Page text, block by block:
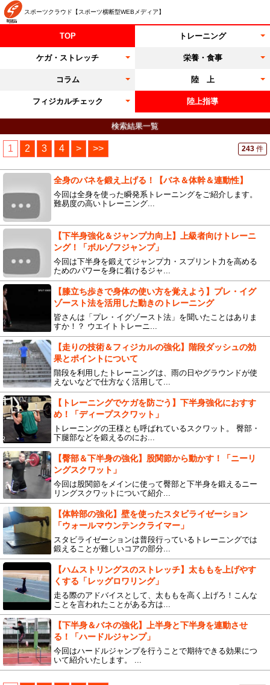
スポーツクラウド【スポーツ横断型WEBメディア】
TOP トレーニング
ケガ・ストレッチ 栄養・食事
コラム 陸 上
フィジカルチェック 陸上指導
検索結果一覧
1 2 3 4 > >> 243 件
全身のバネを鍛え上げる！【バネ＆体幹＆連動性】
今回は全身を使った瞬発系トレーニングをご紹介します。
難易度の高いトレーニング...
【下半身強化＆ジャンプ力向上】上級者向けトレーニ
ング！「ボルゾフジャンプ」
今回は下半身を鍛えてジャンプ力・スプリント力を高める
ためのパワーを身に着けるジャ...
【膝立ち歩きで身体の使い方を覚えよう】プレ・イグ
ゾースト法を活用した動きのトレーニング
皆さんは「プレ・イグゾースト法」を聞いたことはありま
すか！？ ウエイトトレーニ...
【走りの技術＆フィジカルの強化】階段ダッシュの効
果とポイントについて
階段を利用したトレーニングは、雨の日やグラウンドが使
えないなどで仕方なく活用して...
【トレーニングでケガを防ごう】下半身強化におすす
め！「ディープスクワット」
トレーニングの王様とも呼ばれているスクワット。 臀部・
下腿部などを鍛えるのにお...
【臀部＆下半身の強化】股関節から動かす！「ニーリ
ングスクワット」
今回は股関節をメインに使って臀部と下半身を鍛えるニー
リングスクワットについて紹介...
【体幹部の強化】壁を使ったスタビライゼーション
「ウォールマウンテンクライマー」
スタビライゼーションは普段行っているトレーニングでは
鍛えることが難しいコアの部分...
【ハムストリングスのストレッチ】太ももを上げやす
くする「レッグロワリング」
走る際のアドバイスとして、太ももを高く上げろ！こんな
ことを言われたことがある方は...
【下半身＆バネの強化】上半身と下半身を連動させ
る！「ハードルジャンプ」
今回はハードルジャンプを行うことで期待できる効果につ
いて紹介いたします。 ...